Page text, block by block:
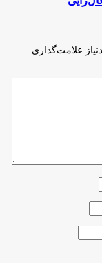
علامت‌گذاری